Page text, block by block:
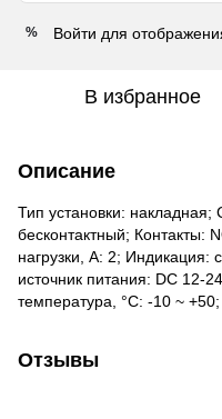
% Войти для
В избранное
Описание
Тип установки:
бесконтактный; Контакты:
нагрузки, А: 2; Индикация:
источник питания: DC 12-
температура, °C: -10 ~
Отзывы